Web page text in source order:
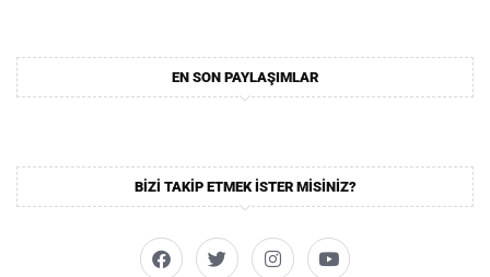
EN SON PAYLAŞIMLAR
BIZI TAKIP ETMEK ISTER MISINIZ?